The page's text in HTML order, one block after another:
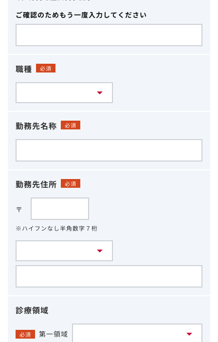
ご確認のためもう一度入力してください
職種 必須
勤務先名称 必須
勤務先住所 必須
〒
※ハイフンなし半角数字７桁
診療領域
必須 第一領域